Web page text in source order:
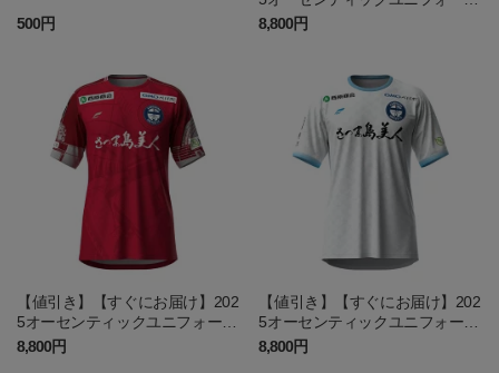
500円
GK2nd
8,800円
【値引き】【すぐにお届け】202
5オーセンティックユニフォーム
GK1st
8,800円
【値引き】【すぐにお届け】202
5オーセンティックユニフォーム
FP2nd
8,800円